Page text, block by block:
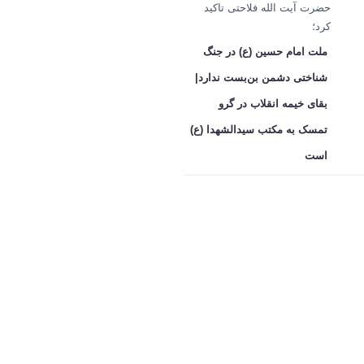
حضرت آیت الله فلاحتی تاکید
کرد؛
ملت امام حسین (ع) در جنگ
شناختی دشمن بن‌بست ندارد|
بقای خیمه انقلاب در گرو
تمسک به مکتب سیدالشهدا (ع)
است